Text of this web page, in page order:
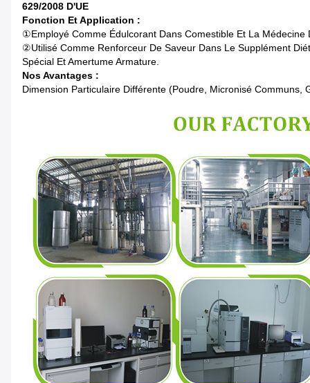
629/2008 D'UE
Fonction Et Application :
①Employé Comme Édulcorant Dans Comestible Et La
②Utilisé Comme Renforceur De Saveur Dans Le Supplément
Spécial Et Amertume Armature.
Nos Avantages :
Dimension Particulaire Différente (poudre, Micronisé Communs,